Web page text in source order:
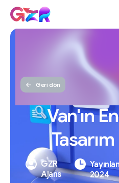
Geri dön
Van'ınEn
Tasarım
GZR
Ajans
2024